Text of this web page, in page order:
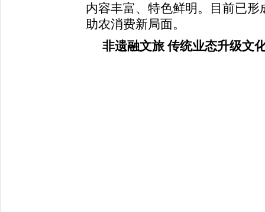
内容丰富、特色鲜明。目前已形
助农消费新局面。
非遗融文旅 传统业态升级文